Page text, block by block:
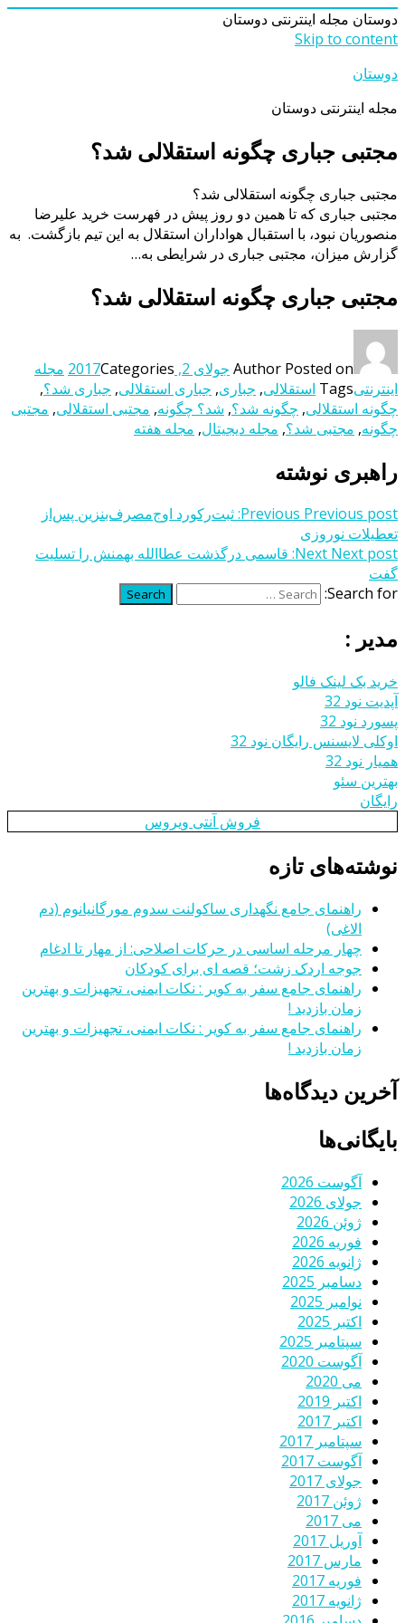
دوستان مجله اینترنتی دوستان
Skip to content
دوستان
مجله اینترنتی دوستان
مجتبی جباری چگونه استقلالی شد؟
مجتبی جباری چگونه استقلالی شد؟
مجتبی جباری که تا همین دو روز پیش در فهرست خرید علیرضا
منصوریان نبود، با استقبال هواداران استقلال به این تیم بازگشت. به
گزارش میزان، مجتبی جباری در شرایطی به…
مجتبی جباری چگونه استقلالی شد؟
Author Posted on جولای 2, 2017 Categories
مجله
اینترنتیTags استقلالی, جباری, جباری استقلالی, جباری شد؟,
چگونه استقلالی, چگونه شد؟, شد؟ چگونه, مجتبی استقلالی, مجتبی
چگونه, مجتبی شد؟, مجله دیجیتال, مجله هفته
راهبری نوشته
Previous Previous post:
ثبت‌رکورد اوج‌مصرف‌بنزین پس‌از
تعطیلات نوروزی
Next Next post:
قاسمی درگذشت عطاالله بهمنش را تسلیت
گفت
Search for:
Search
مدیر :
خرید بک لینک فالو
آپدیت نود 32
پسورد نود 32
اوکلی لایسنس رایگان نود 32
همیار نود 32
بهترین سئو
رایگان
فروش آنتی ویروس
نوشته‌های تازه
راهنمای جامع نگهداری ساکولنت سدوم مورگانیانوم (دم
الاغی)
چهار مرحله اساسی در حرکات اصلاحی: از مهار تا ادغام
جوجه اردک زشت؛ قصه ای برای کودکان
راهنمای جامع سفر به کویر : نکات ایمنی، تجهیزات و بهترین
زمان بازدید !
راهنمای جامع سفر به کویر : نکات ایمنی، تجهیزات و بهترین
زمان بازدید !
آخرین دیدگاه‌ها
بایگانی‌ها
آگوست 2026
جولای 2026
ژوئن 2026
فوریه 2026
ژانویه 2026
دسامبر 2025
نوامبر 2025
اکتبر 2025
سپتامبر 2025
آگوست 2020
می 2020
اکتبر 2019
اکتبر 2017
سپتامبر 2017
آگوست 2017
جولای 2017
ژوئن 2017
می 2017
آوریل 2017
مارس 2017
فوریه 2017
ژانویه 2017